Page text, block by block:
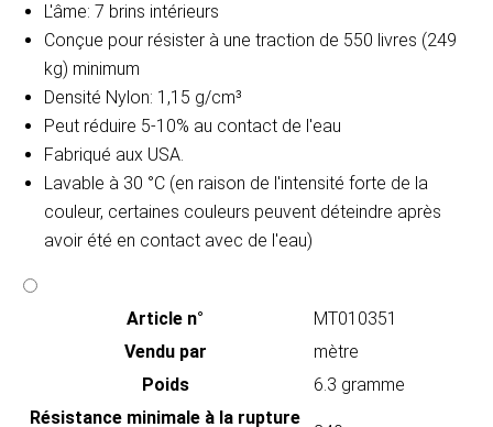
L'âme: 7 brins intérieurs
Conçue pour résister à une traction de 550 livres (249
kg) minimum
Densité Nylon: 1,15 g/cm³
Peut réduire 5-10% au contact de l'eau
Fabriqué aux USA.
Lavable à 30 °C (en raison de l'intensité forte de la
couleur, certaines couleurs peuvent déteindre après
avoir été en contact avec de l'eau)
Article n°
MT010351
Vendu par
mètre
Poids
6.3 gramme
Résistance minimale à la rupture